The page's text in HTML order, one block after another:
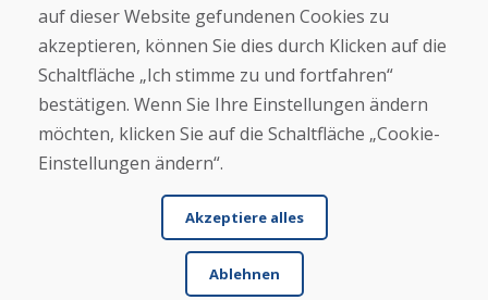
Zahlung
Beschwerde
Rückgabe und Umtausch von Waren
Cookies
auf dieser Website gefundenen Cookies zu
akzeptieren, können Sie dies durch Klicken auf die
Schaltfläche „Ich stimme zu und fortfahren“
bestätigen. Wenn Sie Ihre Einstellungen ändern
möchten, klicken Sie auf die Schaltfläche „Cookie-
Einstellungen ändern“.
Akzeptiere alles
Ablehnen